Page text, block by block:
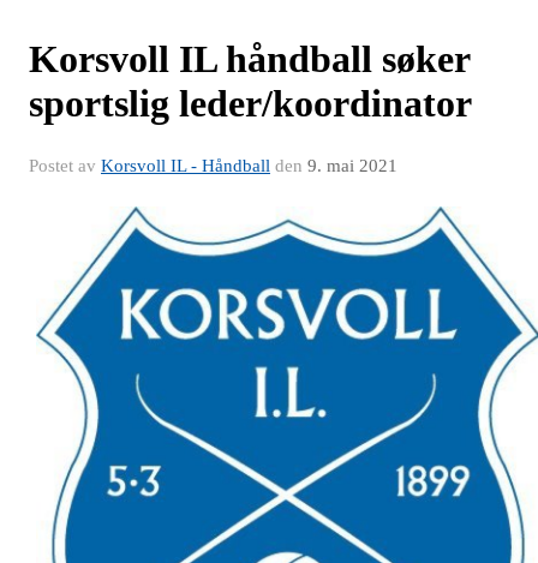
Korsvoll IL håndball søker
sportslig leder/koordinator
Postet av Korsvoll IL - Håndball den 9. mai 2021